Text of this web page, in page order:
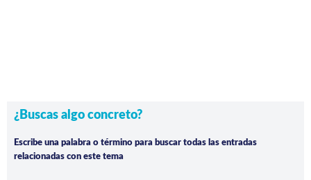
¿Buscas algo concreto?
Escribe una palabra o término para buscar todas las entradas
relacionadas con este tema